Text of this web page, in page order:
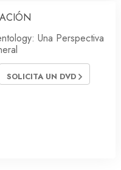
Una Perspectiva
SOLICITA UN DVD